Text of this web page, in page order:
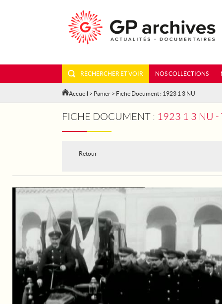
RECHERCHER ET VOIR NOS COLLECTIONS
Accueil > Panier > Fiche Document : 1923 1 3 NU
FICHE DOCUMENT : 1923 1 3 NU -
Retour